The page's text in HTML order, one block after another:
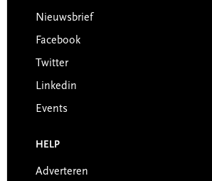
Nieuwsbrief
Facebook
Twitter
Linkedin
Events
HELP
Adverteren